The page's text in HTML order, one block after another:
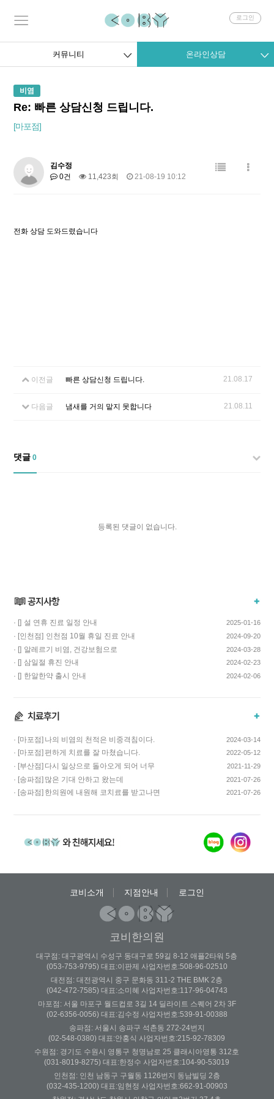
회로그인
커뮤니티 온라인상담
비염
Re: 빠른 상담신청 드립니다.
[마포점]
김수정
0건
11,423회 21-08-19 10:12
전화 상담 도와드렸습니다
이전글 빠른 상담신청 드립니다. 21.08.17
다음글 냄새를 거의 맡지 못합니다 21.08.11
댓글 0
등록된 댓글이 없습니다.
· [] 설 연휴 진료 일정 안내 2025-01-16
· [인천점] 인천점 10월 휴일 진료 안내 2024-09-20
· [] 알레르기 비염, 건강보험으로
치료하고 비용…
2024-03-28
· [] 삼일절 휴진 안내 2024-02-23
· [] 한알한약 출시 안내 2024-02-06
· [마포점] 나의 비염의 천적은 비중격침이다. 2024-03-14
· [마포점] 편하게 치료를 잘 마쳤습니다. 2022-05-12
· [부산점] 다시 일상으로 돌아오게 되어 너무
기쁩니다…
2021-11-29
· [송파점] 많은 기대 안하고 왔는데
코스요리처럼 이어…
2021-07-26
· [송파점] 한의원에 내원해 코치료를 받고나면
2021-07-26
코비소개 지점안내 로그인
코비한의원
대구점: 대구광역시 수성구 동대구로 59길 8-12 애플2타워 5층
(053-753-9795) 대표:이판제 사업자번호:508-96-02510
대전점: 대전광역시 중구 문화동 311-2 THE BMK 2층
(042-472-7585) 대표:소미혜 사업자번호:117-96-04743
마포점: 서울 마포구 월드컵로 3길 14 딜라이트 스퀘어 2차 3F
(02-6356-0056) 대표:김수정 사업자번호:539-91-00388
송파점: 서울시 송파구 석촌동 272-24번지
(02-548-0380) 대표:안홍식 사업자번호:215-92-78309
수원점: 경기도 수원시 영통구 청명남로 25 클래시아영통 312호
(031-8019-8275) 대표:한정수 사업자번호:104-90-53019
인천점: 인천 남동구 구월동 1126번지 동남빌딩 2층
(032-435-1200) 대표:임현정 사업자번호:662-91-00903